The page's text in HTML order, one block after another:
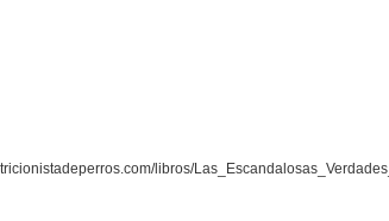
libros/